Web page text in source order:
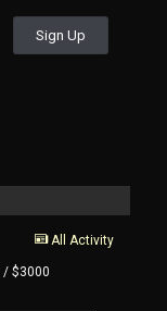
Sign Up
All Activity
/ $3000